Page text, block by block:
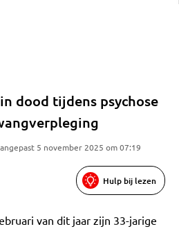
dood tijdens psychose
5 november 2025 om 07:19
Hulp bij lezen
van dit jaar zijn 33-jarige